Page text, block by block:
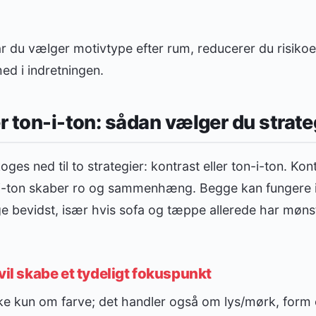
du vælger motivtype efter rum, reducerer du
i indretningen.
ton-i-ton: sådan vælger du
ned til to strategier: kontrast eller ton-i-ton.
skaber ro og sammenhæng. Begge kan fungere
bevidst, især hvis sofa og tæppe allerede har
skabe et tydeligt fokuspunkt
kun om farve; det handler også om lys/mørk, form